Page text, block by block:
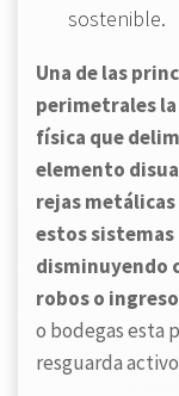
sostenible.
Una de las
perimetrales
física que
elemento
rejas
estos
disminuyendo
robos o
o bodegas esta
resguarda